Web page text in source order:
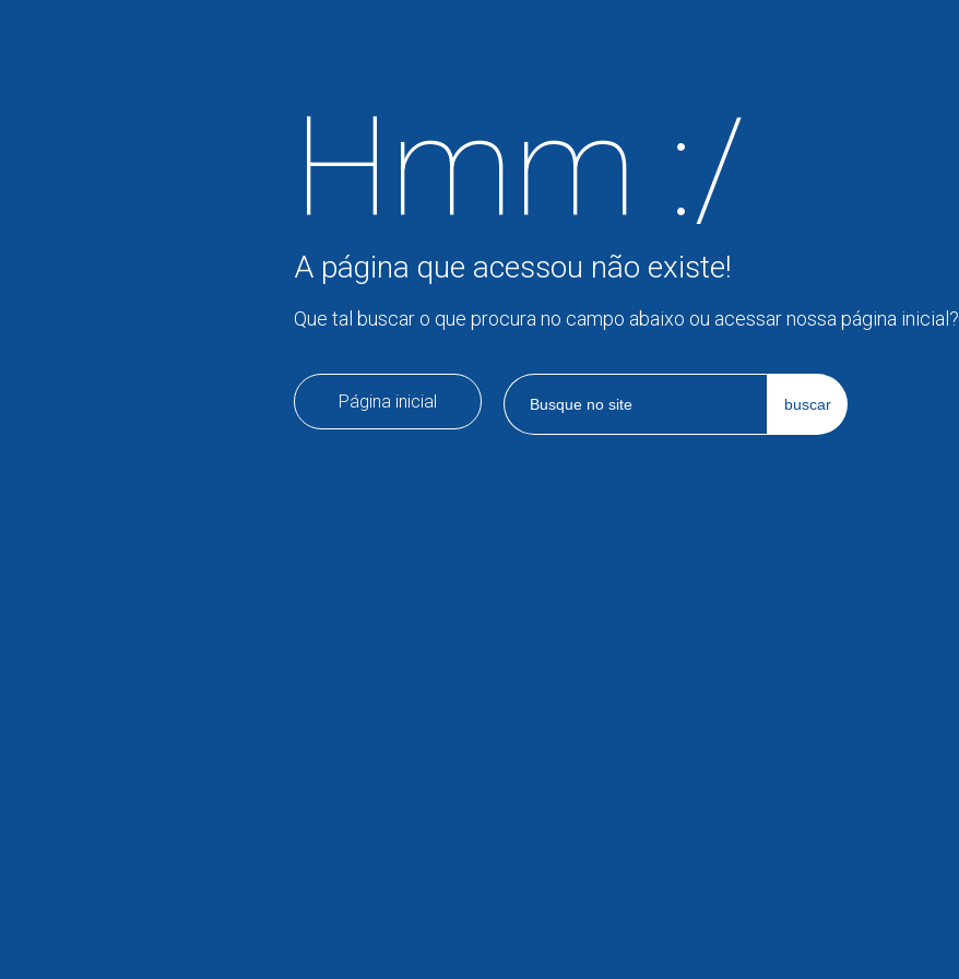
Hmm :/
A página que acessou não existe!
Que tal buscar o que procura no campo abaixo ou acessar nossa página inicial?
Página inicial